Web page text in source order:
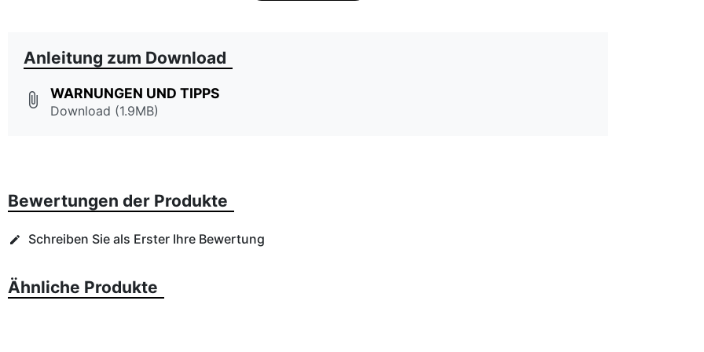
Anleitung zum Download
attach_file WARNUNGEN UND TIPPS
Download (1.9MB)
Bewertungen der Produkte
edit Schreiben Sie als Erster Ihre Bewertung
Ähnliche Produkte